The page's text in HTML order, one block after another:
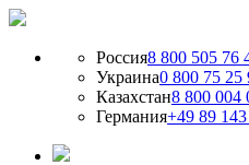
Россия8 800 505 76
Украина0 800 75 25
Казахстан8 800 004
Германия+49 89